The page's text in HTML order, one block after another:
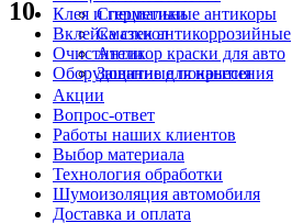
Специальные антикоры
Смазки антикоррозийные
Антикор краски для авто
Защитные покрытия
Клея и герметики
Вклейка стекол
Очистители
Оборудование для нанесения
10
Акции
Вопрос-ответ
Работы наших клиентов
Выбор материала
Технология обработки
Шумоизоляция автомобиля
Доставка и оплата